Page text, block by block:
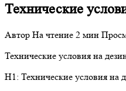
Технические
Автор На чтение 2 мин
Технические условия на
H1: Технические условия на